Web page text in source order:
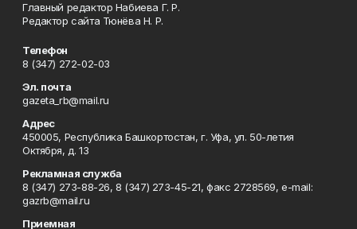
Главный редактор Набиева Г. Р.
Редактор сайта Тюнёва Н. Р.
Телефон
8 (347) 272-02-03
Эл. почта
gazeta_rb@mail.ru
Адрес
450005, Республика Башкортостан, г. Уфа, ул. 50-летия
Октября, д. 13
Рекламная служба
8 (347) 273-88-26, 8 (347) 273-45-21, факс 2728569, e-mail:
gazrb@mail.ru
Приемная